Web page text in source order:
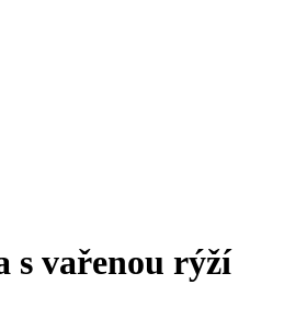
s vařenou rýží